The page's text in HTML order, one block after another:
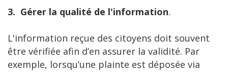
3. Gérer la qualité de l'information.
L'information reçue des citoyens doit souvent
être vérifiée afin d’en assurer la validité. Par
exemple, lorsqu’une plainte est déposée via